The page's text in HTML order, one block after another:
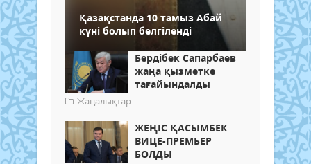
Қазақстанда 10 тамыз Абай
күні болып белгіленді
Бердібек Сапарбаев
жаңа қызметке
тағайындалды
Жаңалықтар
ЖЕҢІС ҚАСЫМБЕК
ВИЦЕ-ПРЕМЬЕР
БОЛДЫ